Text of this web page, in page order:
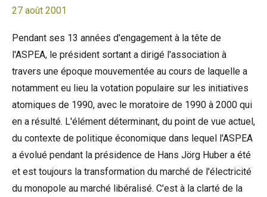
27 août 2001
Pendant ses 13 années d'engagement à la tête de
l'ASPEA, le président sortant a dirigé l'association à
travers une époque mouvementée au cours de laquelle a
notamment eu lieu la votation populaire sur les initiatives
atomiques de 1990, avec le moratoire de 1990 à 2000 qui
en a résulté. L'élément déterminant, du point de vue actuel,
du contexte de politique économique dans lequel l'ASPEA
a évolué pendant la présidence de Hans Jörg Huber a été
et est toujours la transformation du marché de l'électricité
du monopole au marché libéralisé. C'est à la clarté de la